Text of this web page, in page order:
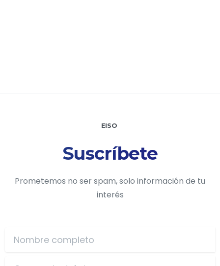
EISO
Suscríbete
Prometemos no ser spam, solo información de tu
interés